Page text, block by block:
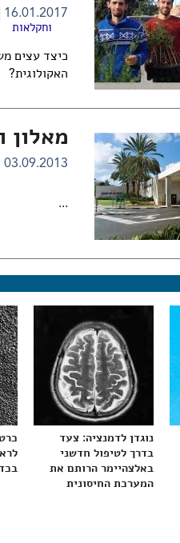
16.01.2017
וחקלאות
כיצד עצים
האקולוגית?
מאלון
03.09.2013
...
נוגדן לדמנציה: צעד
בדרך לטיפול חדשני
באלצהיימר הרותם את
המערכת החיסונית